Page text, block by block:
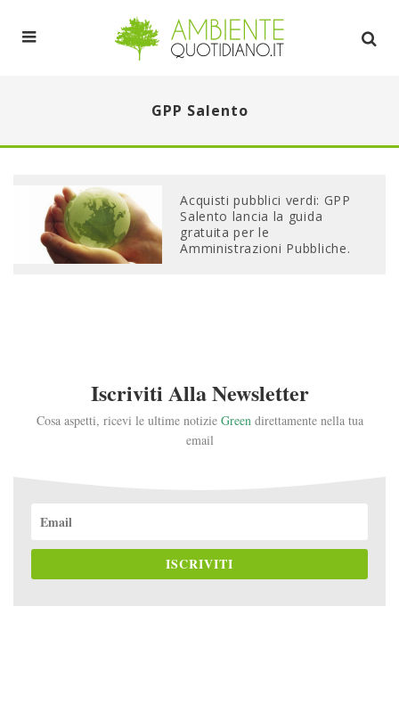
GPP Salento
Acquisti pubblici verdi: GPP
Salento lancia la guida
gratuita per le
Amministrazioni Pubbliche.
Iscriviti Alla Newsletter
Cosa aspetti, ricevi le ultime notizie Greendirettamente nella tua
email
ISCRIVITI